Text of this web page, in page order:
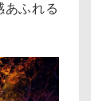
あふれる